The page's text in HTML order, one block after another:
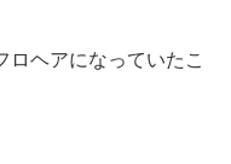
ロヘアになっていたこ